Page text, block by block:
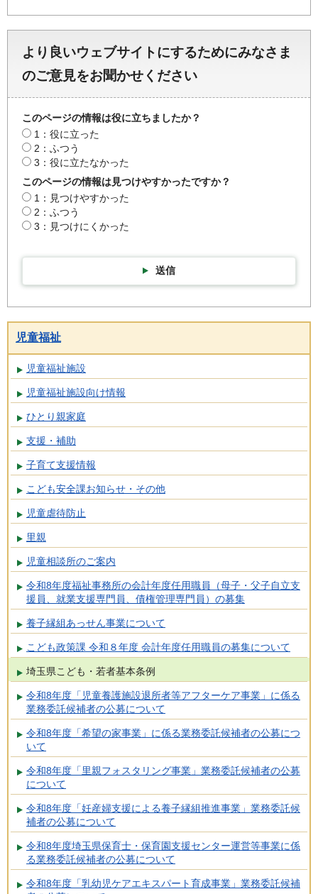
より良いウェブサイトにするためにみなさま
のご意見をお聞かせください
このページの情報は役に立ちましたか？
1：役に立った
2：ふつう
3：役に立たなかった
このページの情報は見つけやすかったですか？
1：見つけやすかった
2：ふつう
3：見つけにくかった
送信
児童福祉
児童福祉施設
児童福祉施設向け情報
ひとり親家庭
支援・補助
子育て支援情報
こども安全課お知らせ・その他
児童虐待防止
里親
児童相談所のご案内
令和8年度福祉事務所の会計年度任用職員（母子・父子自立支
援員、就業支援専門員、債権管理専門員）の募集
養子縁組あっせん事業について
こども政策課 令和８年度 会計年度任用職員の募集について
埼玉県こども・若者基本条例
令和8年度「児童養護施設退所者等アフターケア事業」に係る
業務委託候補者の公募について
令和8年度「希望の家事業」に係る業務委託候補者の公募につ
いて
令和8年度「里親フォスタリング事業」業務委託候補者の公募
について
令和8年度「妊産婦支援による養子縁組推進事業」業務委託候
補者の公募について
令和8年度埼玉県保育士・保育園支援センター運営等事業に係
る業務委託候補者の公募について
令和8年度「乳幼児ケアエキスパート育成事業」業務委託候補